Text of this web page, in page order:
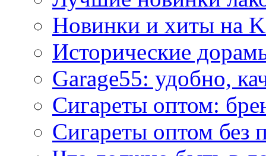
Новинки и хиты на
Исторические
Garage55: удобно,
Сигареты оптом:
Сигареты оптом без